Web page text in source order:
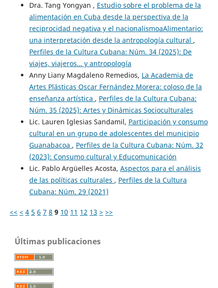
Dra. Tang Yongyan , Estudio sobre el problema de la
alimentación en Cuba desde la perspectiva de la
reciprocidad negativa y el nacionalismoaAlimentario:
una interpretación desde la antropología cultural ,
Perfiles de la Cultura Cubana: Núm. 34 (2025): De
viajes, viajeros… y antropología
Anny Liany Magdaleno Remedios, La Academia de
Artes Plásticas Oscar Fernández Morera: coloso de la
enseñanza artística , Perfiles de la Cultura Cubana:
Núm. 35 (2025): Artes y Dinámicas Socioculturales
Lic. Lauren Iglesias Sandamil, Participación y consumo
cultural en un grupo de adolescentes del municipio
Guanabacoa , Perfiles de la Cultura Cubana: Núm. 32
(2023): Consumo cultural y Educomunicación
Lic. Pablo Argüelles Acosta, Aspectos para el análisis
de las políticas culturales , Perfiles de la Cultura
Cubana: Núm. 29 (2021)
<< < 4 5 6 7 8 9 10 11 12 13 > >>
Últimas publicaciones